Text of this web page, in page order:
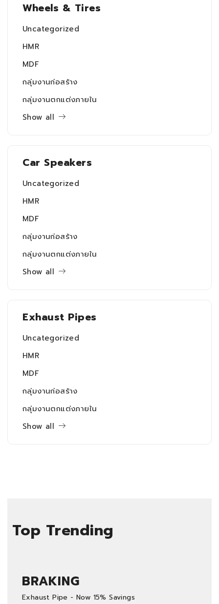
Wheels & Tires
Uncategorized
HMR
MDF
กลุ่มงานก่อสร้าง
กลุ่มงานตกแต่งภายใน
Show all
Car Speakers
Uncategorized
HMR
MDF
กลุ่มงานก่อสร้าง
กลุ่มงานตกแต่งภายใน
Show all
Exhaust Pipes
Uncategorized
HMR
MDF
กลุ่มงานก่อสร้าง
กลุ่มงานตกแต่งภายใน
Show all
Top Trending
BRAKING
Exhaust Pipe - Now 15% Savings